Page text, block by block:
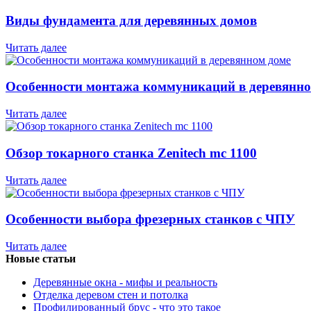
Виды фундамента для деревянных домов
Читать далее
Особенности монтажа коммуникаций в
Читать далее
Обзор токарного станка Zenitech mc 1100
Читать далее
Особенности выбора фрезерных станков с ЧПУ
Читать далее
Новые статьи
Деревянные окна - мифы и реальность
Отделка деревом стен и потолка
Профилированный брус - что это такое